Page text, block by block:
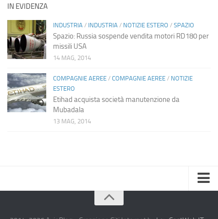
IN EVIDENZA
INDUSTRIA / INDUSTRIA / NOTIZIE ESTERO / SPAZIO
Spazio: Russia sospende vendita motori RD180 per
missili USA
14 MAG, 2014
COMPAGNIE AEREE / COMPAGNIE AEREE / NOTIZIE
ESTERO
Etihad acquista società manutenzione da
Mubadala
13 MAG, 2014